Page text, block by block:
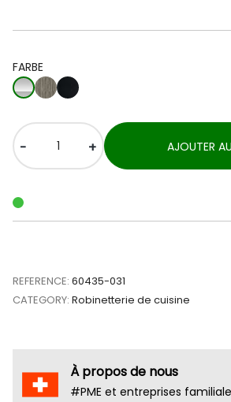
FARBE
- + AJOUTER
REFERENCE: 60435-031
CATEGORY: Robinetterie de cuisine
À propos de nous
#PME et entreprises